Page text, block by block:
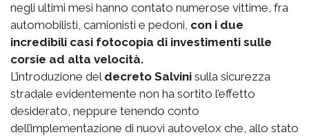
negli ultimi mesi hanno contato numerose vittime, fra
automobilisti, camionisti e pedoni, con i due
incredibili casi fotocopia di investimenti sulle
corsie ad alta velocità.
L’introduzione del decreto Salvini sulla sicurezza
stradale evidentemente non ha sortito l’effetto
desiderato, neppure tenendo conto
dell’implementazione di nuovi autovelox che, allo stato